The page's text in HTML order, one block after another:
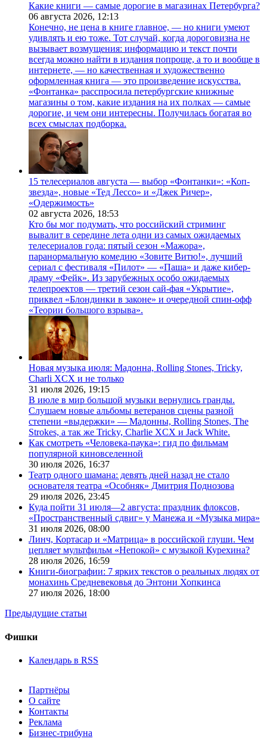
Какие книги — самые дорогие в магазинах Петербурга?
06 августа 2026, 12:13
Конечно, не цена в книге главное, — но книги умеют
удивлять и ею тоже. Тот случай, когда дороговизна не
вызывает возмущения: информацию и текст почти
всегда можно найти в издания попроще, а то и вообще в
интернете, — но качественная и художественно
оформленная книга — это произведение искусства.
«Фонтанка» расспросила петербургские книжные
магазины о том, какие издания на их полках — самые
дорогие, и чем они интересны. Получилась богатая во
всех смыслах подборка.
15 телесериалов августа — выбор «Фонтанки»: «Коп-
звезда», новые «Тед Лессо» и «Джек Ричер»,
«Одержимость»
02 августа 2026, 18:53
Кто бы мог подумать, что российский стриминг
вывалит в середине лета одни из самых ожидаемых
телесериалов года: пятый сезон «Мажора»,
паранормальную комедию «Зовите Витю!», лучший
сериал с фестиваля «Пилот» — «Паша» и даже кибер-
драму «Фейк». Из зарубежных особо ожидаемых
телепроектов — третий сезон сай-фая «Укрытие»,
приквел «Блондинки в законе» и очередной спин-офф
«Теории большого взрыва».
Новая музыка июля: Мадонна, Rolling Stones, Tricky,
Charli XCX и не только
31 июля 2026, 19:15
В июле в мир большой музыки вернулись гранды.
Слушаем новые альбомы ветеранов сцены разной
степени «выдержки» — Мадонны, Rolling Stones, The
Strokes, а так же Tricky, Charlie XCX и Jack White.
Как смотреть «Человека-паука»: гид по фильмам
популярной киновселенной
30 июля 2026, 16:37
Театр одного шамана: девять дней назад не стало
основателя театра «Особняк» Дмитрия Поднозова
29 июля 2026, 23:45
Куда пойти 31 июля—2 августа: праздник флоксов,
«Пространственный сдвиг» у Манежа и «Музыка мира»
31 июля 2026, 08:00
Линч, Кортасар и «Матрица» в российской глуши. Чем
цепляет мультфильм «Непокой» с музыкой Курехина?
28 июля 2026, 16:59
Книги-биографии: 7 ярких текстов о реальных людях от
монахинь Средневековья до Энтони Хопкинса
27 июля 2026, 18:00
Предыдущие статьи
Фишки
Календарь в RSS
Партнёры
О сайте
Контакты
Реклама
Бизнес-трибуна